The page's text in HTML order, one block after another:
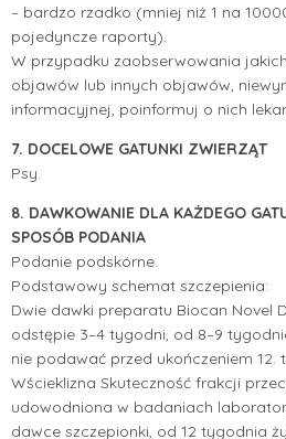
– bardzo rzadko (mniej niż 1 na
pojedyncze raporty).
W przypadku zaobserwowania
objawów lub innych objawów,
informacyjnej, poinformuj o nich
7. DOCELOWE GATUNKI ZWIERZĄT
Psy.
8. DAWKOWANIE DLA KAŻDEGO
SPOSÓB PODANIA
Podanie podskórne.
Podstawowy schemat szczepienia:
Dwie dawki preparatu Biocan Novel
odstępie 3–4 tygodni, od 8–9
nie podawać przed ukończeniem 12.
Wścieklizna Skuteczność frakcji
udowodniona w badaniach
dawce szczepionki, od 12 tygodnia